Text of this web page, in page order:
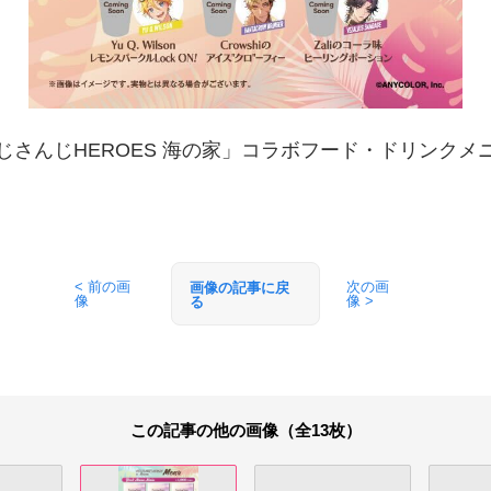
さんじHEROES 海の家」コラボフード・ドリンクメ
< 前の画
像
画像の記事に戻
る
次の画
像 >
この記事の他の画像（全13枚）